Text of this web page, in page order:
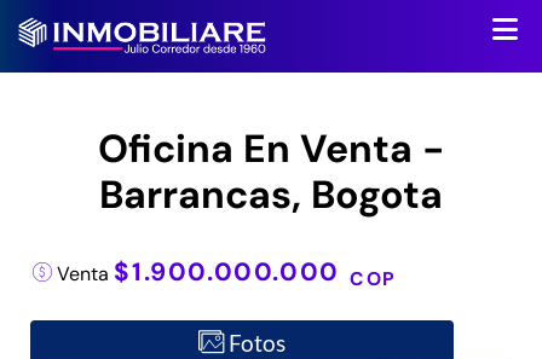
Oficina En Venta -
Barrancas, Bogota
Venta $1.900.000.000 COP
Fotos